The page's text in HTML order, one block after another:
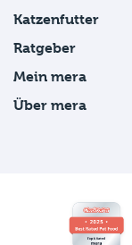
Katzenfutter
Ratgeber
Mein mera
Über mera